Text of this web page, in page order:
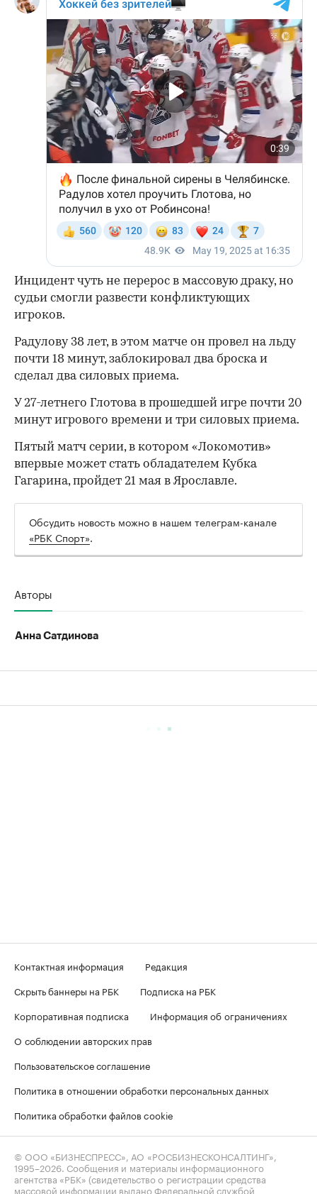
Инцидент чуть не перерос в массовую драку, но
судьи смогли развести конфликтующих
игроков.
Радулову 38 лет, в этом матче он провел на льду
почти 18 минут, заблокировал два броска и
сделал два силовых приема.
У 27-летнего Глотова в прошедшей игре почти 20
минут игрового времени и три силовых приема.
Пятый матч серии, в котором «Локомотив»
впервые может стать обладателем Кубка
Гагарина, пройдет 21 мая в Ярославле.
Обсудить новость можно в нашем телеграм-канале
«РБК Спорт».
Авторы
Анна Сатдинова
Контактная информация
Редакция
Скрыть баннеры на РБК
Подписка на РБК
Корпоративная подписка
Информация об ограничениях
О соблюдении авторских прав
Пользовательское соглашение
Политика в отношении обработки персональных данных
Политика обработки файлов cookie
© ООО «БИЗНЕСПРЕСС», АО «РОСБИЗНЕСКОНСАЛТИНГ»,
1995–2026. Сообщения и материалы информационного
агентства «РБК» (свидетельство о регистрации средства
массовой информации выдано Федеральной службой